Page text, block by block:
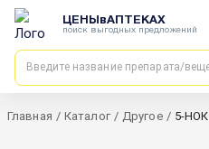
ЦЕНЫвАПТЕКАХ
поиск выгодных предложений
Главная / Каталог / Другое / 5-НОК